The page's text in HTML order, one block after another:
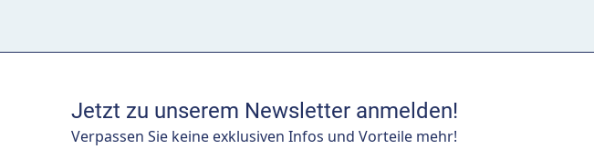
Jetzt zu unserem Newsletter anmelden!
Verpassen Sie keine exklusiven Infos und Vorteile mehr!